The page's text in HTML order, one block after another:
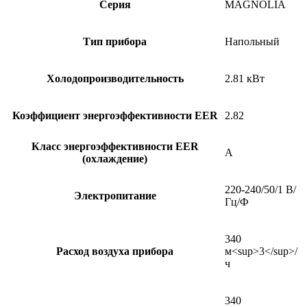
Серия MAGNOLIA
Тип прибора Напольный
Холодопроизводительность 2.81 кВт
Коэффициент энергоэффективности EER 2.82
Класс энергоэффективности EER
(охлаждение)
A
Электропитание
220-240/50/1 В/
Гц/Ф
Расход воздуха прибора
340
м<sup>3</sup>/
ч
340